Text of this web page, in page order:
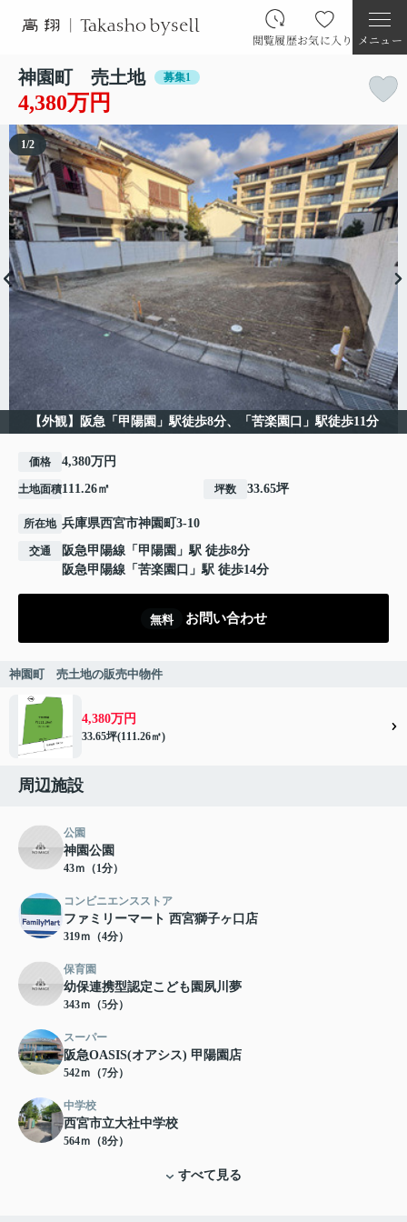
閲覧履歴お気に入り メニュー
神園町 売土地 募集1
4,380万円
【外観】阪急「甲陽園」駅徒歩8分、「苦楽園口」駅徒歩11分
1/2
価格 4,380万円
土地面積111.26㎡ 坪数 33.65坪
所在地 兵庫県西宮市神園町 3-10
交通 阪急甲陽線 「 甲陽園 」駅 徒歩8分
阪急甲陽線 「 苦楽園口 」駅 徒歩14分
無料 お問い合わせ
神園町 売土地の販売中物件
4,380万円
33.65坪(111.26㎡)
周辺施設
公園
神園公園
43ｍ（1分）
コンビニエンスストア
ファミリーマート 西宮獅子ヶ口店
319ｍ（4分）
保育園
幼保連携型認定こども園夙川夢
343ｍ（5分）
スーパー
阪急OASIS(オアシス) 甲陽園店
542ｍ（7分）
中学校
西宮市立大社中学校
564ｍ（8分）
すべて見る